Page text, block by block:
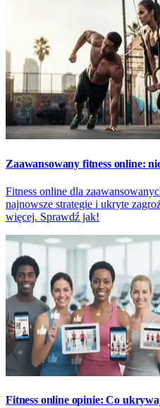
Zaawansowany fitness online:
Fitness online dla
najnowsze strategie i ukryte
więcej. Sprawdź jak!
Fitness online opinie: Co